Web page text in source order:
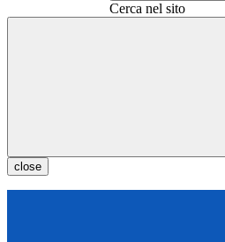
Cerca nel sito
close